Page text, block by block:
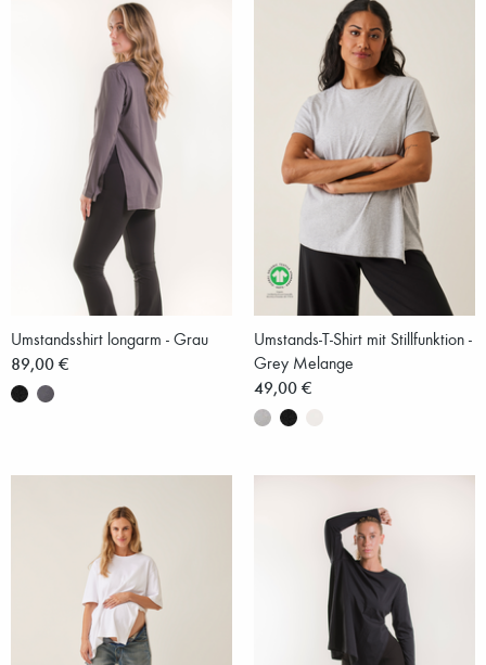
Umstandsshirt longarm - Grau
89,00 €
Umstands-T-Shirt mit Stillfunktion -
Grey Melange
49,00 €